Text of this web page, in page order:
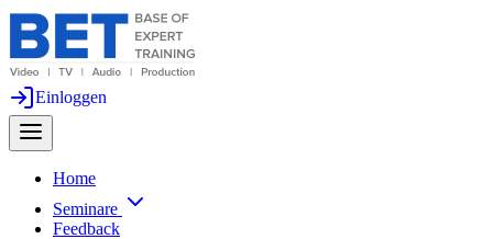
Einloggen
Home
Seminare
Feedback